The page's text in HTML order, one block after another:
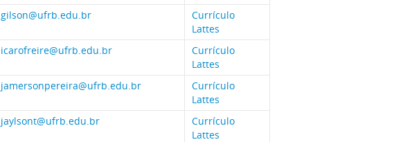
gilson@ufrb.edu.br
Currículo
Lattes
icarofreire@ufrb.edu.br
Currículo
Lattes
jamersonpereira@ufrb.edu.br
Currículo
Lattes
jaylsont@ufrb.edu.br
Currículo
Lattes